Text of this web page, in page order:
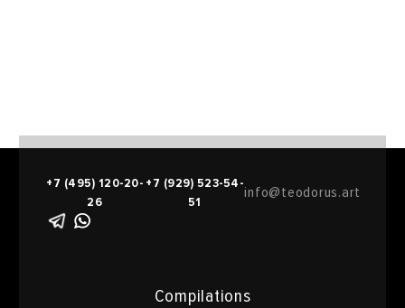
Compilations
+7 (495) 120-20-
26
+7 (929) 523-54-
51
info@teodorus.art